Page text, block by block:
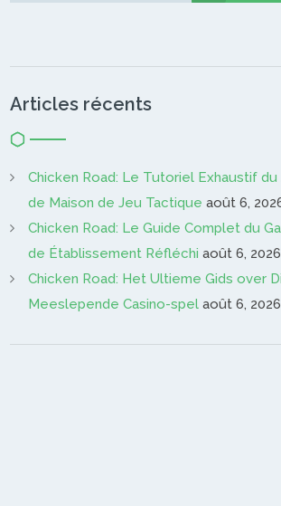
Articles récents
Chicken Road: Le Tutoriel Exhaustif du
de Maison de Jeu Tactique août 6,
Chicken Road: Le Guide Complet du
de Établissement Réfléchi août 6, 2026
Chicken Road: Het Ultieme Gids over
Meeslepende Casino-spel août 6, 2026